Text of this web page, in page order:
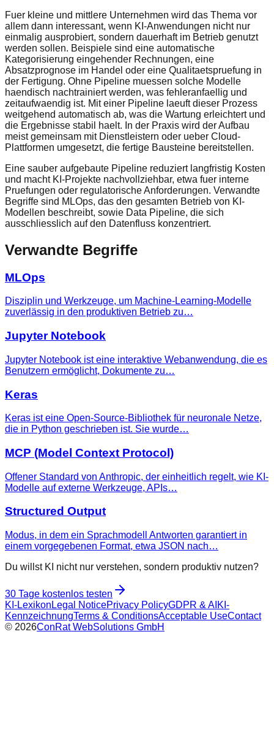
Fuer kleine und mittlere Unternehmen wird das Thema vor
allem dann interessant, wenn KI-Anwendungen nicht nur
einmalig ausprobiert, sondern dauerhaft im Betrieb genutzt
werden sollen. Beispiele sind eine automatische
Kategorisierung eingehender Rechnungen, eine
Absatzprognose im Handel oder eine Qualitaetspruefung in
der Fertigung. Ohne Pipeline muessen solche Modelle
haendisch nachtrainiert werden, was fehleranfaellig und
zeitaufwaendig ist. Mit einer Pipeline laeuft dieser Prozess
weitgehend automatisch ab, was die Wartung erleichtert und
die Ergebnisse stabil haelt. In der Praxis wird der Aufbau
meist gemeinsam mit Dienstleistern oder ueber Cloud-
Plattformen umgesetzt, die fertige Bausteine bereitstellen.
Eine sauber aufgebaute Pipeline reduziert langfristig Kosten
und macht KI-Projekte nachvollziehbar, etwa fuer interne
Pruefungen oder regulatorische Anforderungen. Verwandte
Begriffe sind MLOps, das den gesamten Betrieb von KI-
Modellen beschreibt, sowie Data Pipeline, die sich
ausschliesslich auf den Datenfluss konzentriert.
Verwandte Begriffe
MLOps
Disziplin und Werkzeuge, um Machine-Learning-Modelle
zuverlässig in den produktiven Betrieb zu…
Jupyter Notebook
Jupyter Notebook ist eine interaktive Webanwendung, die es
Benutzern ermöglicht, Dokumente zu…
Keras
Keras ist eine Open-Source-Bibliothek für neuronale Netze,
die in Python geschrieben ist. Sie wurde…
MCP (Model Context Protocol)
Offener Standard von Anthropic, der einheitlich regelt, wie KI-
Modelle auf externe Werkzeuge, APIs…
Structured Output
Modus, in dem ein Sprachmodell Antworten garantiert in
einem vorgegebenen Format, etwa JSON nach…
Du willst KI nicht nur verstehen, sondern produktiv nutzen?
30 Tage kostenlos testen
KI-Lexikon Legal NoticePrivacy PolicyGDPR & AI KI-
KennzeichnungTerms & ConditionsAcceptable UseContact
© 2026ConRat WebSolutions GmbH